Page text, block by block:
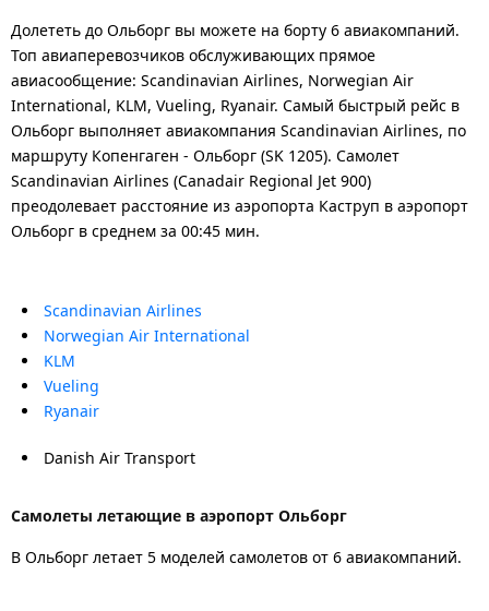
Долететь до Ольборг вы можете на борту 6 авиакомпаний.
Топ авиаперевозчиков обслуживающих прямое
авиасообщение: Scandinavian Airlines, Norwegian Air
International, KLM, Vueling, Ryanair. Самый быстрый рейс в
Ольборг выполняет авиакомпания Scandinavian Airlines, по
маршруту Копенгаген - Ольборг (SK 1205). Самолет
Scandinavian Airlines (Canadair Regional Jet 900)
преодолевает расстояние из аэропорта Каструп в аэропорт
Ольборг в среднем за 00:45 мин.
Scandinavian Airlines
Norwegian Air International
KLM
Vueling
Ryanair
Danish Air Transport
Самолеты летающие в аэропорт Ольборг
В Ольборг летает 5 моделей самолетов от 6 авиакомпаний.